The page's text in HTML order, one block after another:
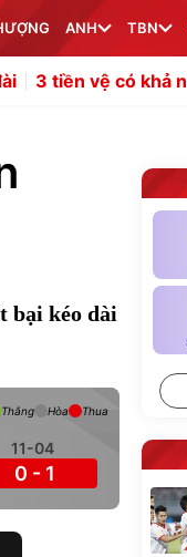
ANH TBN
vệ có khả năng gia
bại kéo dài
11-04
0 - 1
Thắng Hòa Thua